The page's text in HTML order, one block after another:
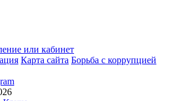
или кабинет
Карта сайта Борьба с коррупцией